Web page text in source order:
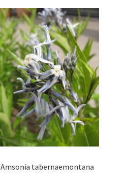
Amsonia tabernaemontana